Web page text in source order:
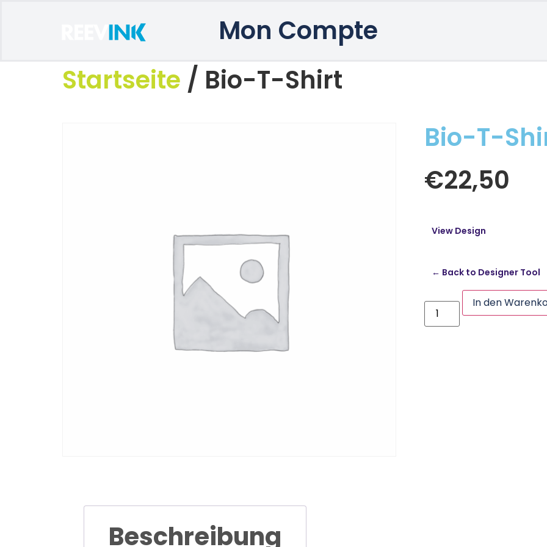
Mon Compte
Startseite / Bio-T-Shirt
Bio-T-
€22,50
View Design
← Back to Designer Tool
In den
Beschreibung